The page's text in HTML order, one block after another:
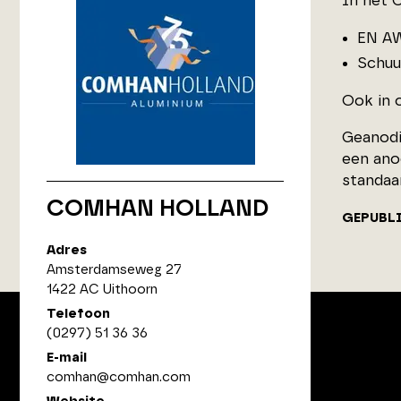
COMHAN HOLLAND
Adres
Amsterdamseweg 27
1422 AC Uithoorn
Telefoon
(0297) 51 36 36
E-mail
comhan@comhan.com
EN
Ook in
een
ArchitectenPunt is onderdeel